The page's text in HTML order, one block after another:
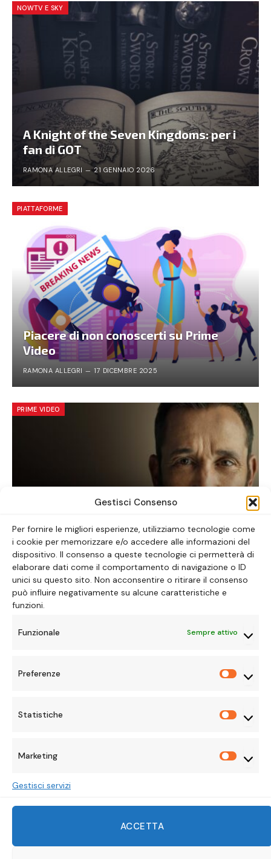
Gestisci Consenso
Per fornire le migliori esperienze, utilizziamo tecnologie come
i cookie per memorizzare e/o accedere alle informazioni del
dispositivo. Il consenso a queste tecnologie ci permetterà di
elaborare dati come il comportamento di navigazione o ID
unici su questo sito. Non acconsentire o ritirare il consenso
può influire negativamente su alcune caratteristiche e
funzioni.
Funzionale Sempre attivo
Preferenze
Statistiche
Marketing
Gestisci servizi
ACCETTA
NOWTV E SKY
A Knight of the Seven Kingdoms: per i
fan di GOT
RAMONA ALLEGRI 21 GENNAIO 2026
PIATTAFORME
Piacere di non conoscerti su Prime
Video
RAMONA ALLEGRI 17 DICEMBRE 2025
PRIME VIDEO
The Pitt: la serie tv da vedere ora
ALICE LAVORATTI 30 GENNAIO 2026
InstagramPinterestMastodon